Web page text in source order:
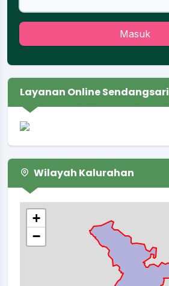
Masuk
Layanan Online Sendangsari
Wilayah Kalurahan
+
−